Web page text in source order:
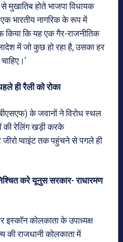
मुखातिब होते भाजपा विधायक
भारतीय नागरिक के रूप में
किया कि यह एक गैर-राजनीतिक
में जो कुछ हो रहा है, उसका हर
ही रैली को रोका
के जवानों ने विरोध स्थल
की रेलिंग खड़ी करके
जीरो प्वाइंट तक पहुंचने से पगले ही
करे यूनुस सरकार- राधारमण
इस्कॉन कोलकाता के उपाध्यक्ष
की राजधानी कोलकाता में